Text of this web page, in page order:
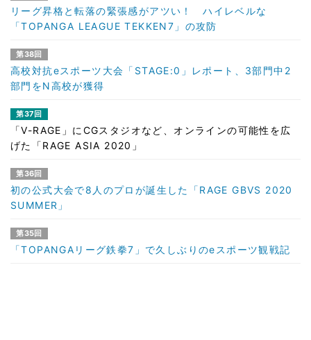
リーグ昇格と転落の緊張感がアツい！ ハイレベルな
「TOPANGA LEAGUE TEKKEN7」の攻防
第38回
高校対抗eスポーツ大会「STAGE:0」レポート、3部門中2
部門をN高校が獲得
第37回
「V-RAGE」にCGスタジオなど、オンラインの可能性を広
げた「RAGE ASIA 2020」
第36回
初の公式大会で8人のプロが誕生した「RAGE GBVS 2020
SUMMER」
第35回
「TOPANGAリーグ鉄拳7」で久しぶりのeスポーツ観戦記